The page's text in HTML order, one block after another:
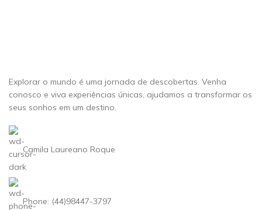
Explorar o mundo é uma jornada de descobertas. Venha
conosco e viva experiências únicas, ajudamos a transformar os
seus sonhos em um destino.
Camila Laureano Roque
Phone: (44)98447-3797